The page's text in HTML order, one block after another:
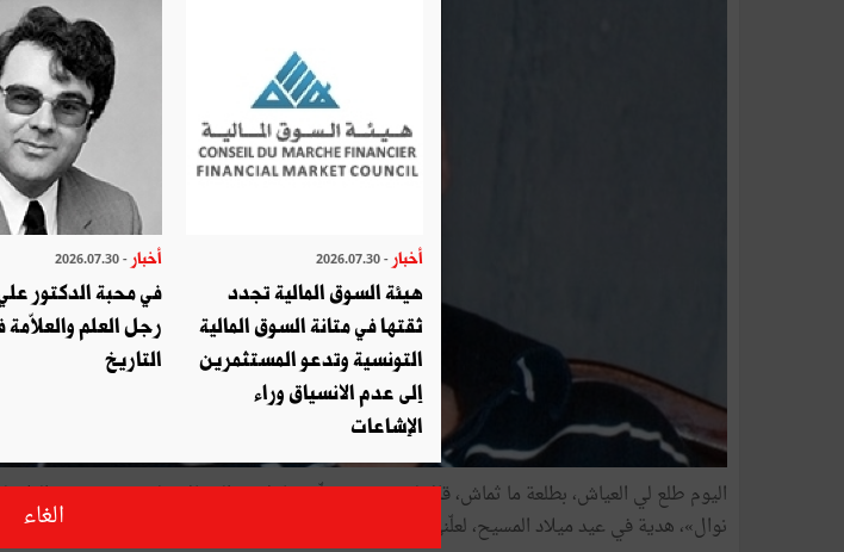
اليوم طلع لي العياش، بطلعة ما ثماش، قال لي: «نحب نولّي جاهل مع الجهال، ولو كنت في سنّ
نوال»، هدية في عيد ميلاد المسيح، لعلّني من هموم الدنيا أستريح».
أخبار - 2026.07.30
هيئة السوق المالية تجدد
ثقتها في متانة السوق المالية
التونسية وتدعو المستثمرين
إلى عدم الانسياق وراء
الإشاعات
أخبار - 2026.07.30
في محبة الدكتور
رجل العلم
التاريخ
الغاء